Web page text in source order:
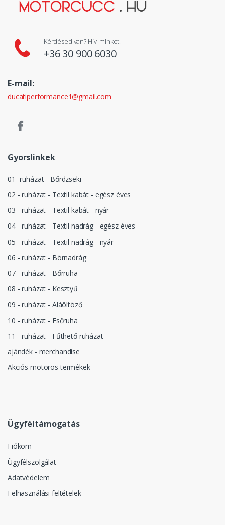
Kérdésed van? Hívj minket!
+36 30 900 6030
E-mail:
ducatiperformance1@gmail.com
Gyorslinkek
01- ruházat - Bőrdzseki
02 - ruházat - Textil kabát - egész éves
03 - ruházat - Textil kabát - nyár
04 - ruházat - Textil nadrág - egész éves
05 - ruházat - Textil nadrág - nyár
06 - ruházat - Börnadrág
07 - ruházat - Bőrruha
08 - ruházat - Kesztyű
09 - ruházat - Aláöltöző
10 - ruházat - Esőruha
11 - ruházat - Fűthető ruházat
ajándék - merchandise
Akciós motoros termékek
Ügyféltámogatás
Fiókom
Ügyfélszolgálat
Adatvédelem
Felhasználási feltételek